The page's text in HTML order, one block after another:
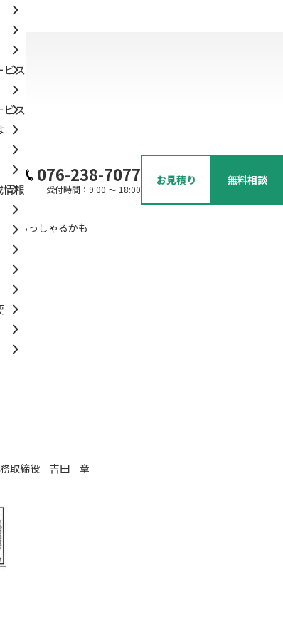
ビス
ビス
情報
076-238-7077
受付時間：9:00 ～ 18:00
お見積り 無料相談
いらっしゃるかも
取締役 吉田 章